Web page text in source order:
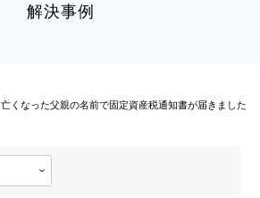
解決事例
亡くなった父親の名前で固定資産税通知書が届きました